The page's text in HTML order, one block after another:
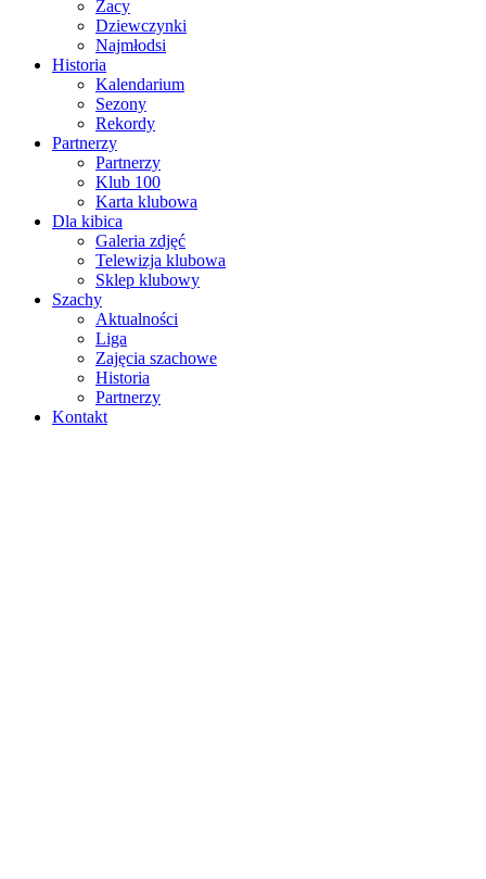
Żacy
Dziewczynki
Najmłodsi
Historia
Kalendarium
Sezony
Rekordy
Partnerzy
Partnerzy
Klub 100
Karta klubowa
Dla kibica
Galeria zdjęć
Telewizja klubowa
Sklep klubowy
Szachy
Aktualności
Liga
Zajęcia szachowe
Historia
Partnerzy
Kontakt